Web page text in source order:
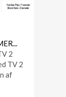
2
TV 2
af